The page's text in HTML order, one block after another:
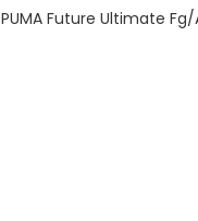
PUMA Future Ultimate